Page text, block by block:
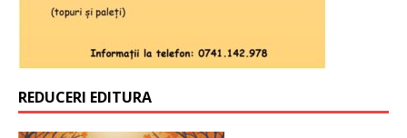
REDUCERI EDITURA